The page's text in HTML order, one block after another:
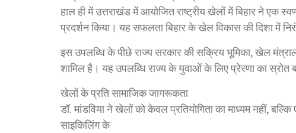
हाल ही में उत्तराखंड में आयोजित राष्ट्रीय खेलों में बिहार ने
प्रदर्शन किया। यह सफलता बिहार के खेल विकास की दिशा में
इस उपलब्धि के पीछे राज्य सरकार की सक्रिय भूमिका, खेल
शामिल है। यह उपलब्धि राज्य के युवाओं के लिए प्रेरणा का स्रोत
खेलों के प्रति सामाजिक जागरूकता
डॉ. मांडविया ने खेलों को केवल प्रतियोगिता का माध्यम नहीं,
साइकिलिंग के